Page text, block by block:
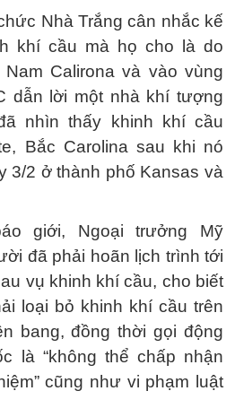
Nhà Trắng cân nhắc kế
khí cầu mà họ cho là do
Calirona và vào vùng
dẫn lời một nhà khí tượng
nhìn thấy khinh khí cầu
Bắc Carolina sau khi nó
3/2 ở thành phố Kansas và
giới, Ngoại trưởng Mỹ
đã phải hoãn lịch trình tới
vụ khinh khí cầu, cho biết
loại bỏ khinh khí cầu trên
bang, đồng thời gọi động
là “không thể chấp nhận
cũng như vi phạm luật